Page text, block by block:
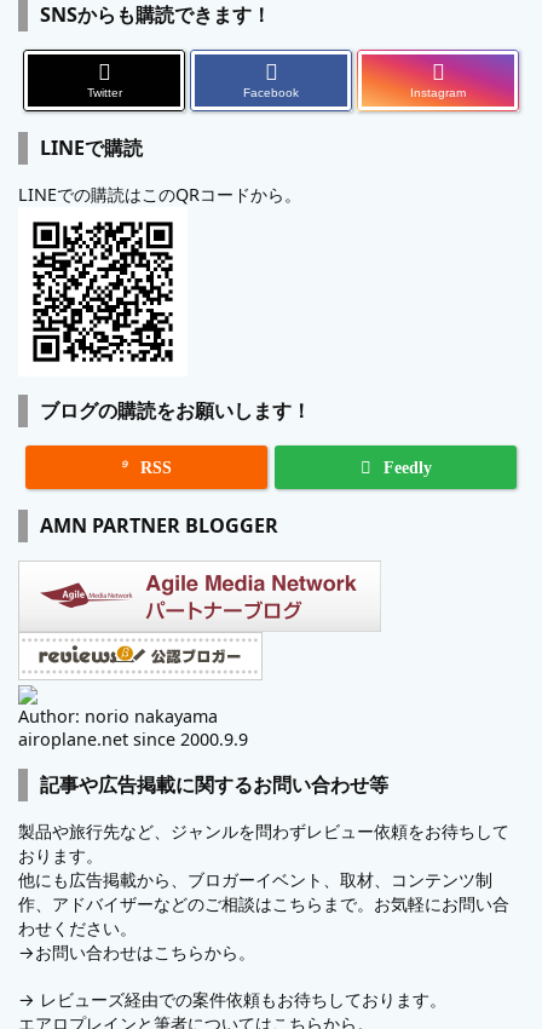
SNSからも購読できます！
Twitter Facebook Instagram
LINEで購読
LINEでの購読はこのQRコードから。
ブログの購読をお願いします！
 RSS Feedly
AMN PARTNER BLOGGER
Author: norio nakayama
airoplane.net since 2000.9.9
記事や広告掲載に関するお問い合わせ等
製品や旅行先など、ジャンルを問わずレビュー依頼をお待ちして
おります。
他にも広告掲載から、ブロガーイベント、取材、コンテンツ制
作、アドバイザーなどのご相談はこちらまで。お気軽にお問い合
わせください。
→お問い合わせはこちらから。
→ レビューズ経由での案件依頼もお待ちしております。
エアロプレインと筆者についてはこちらから。